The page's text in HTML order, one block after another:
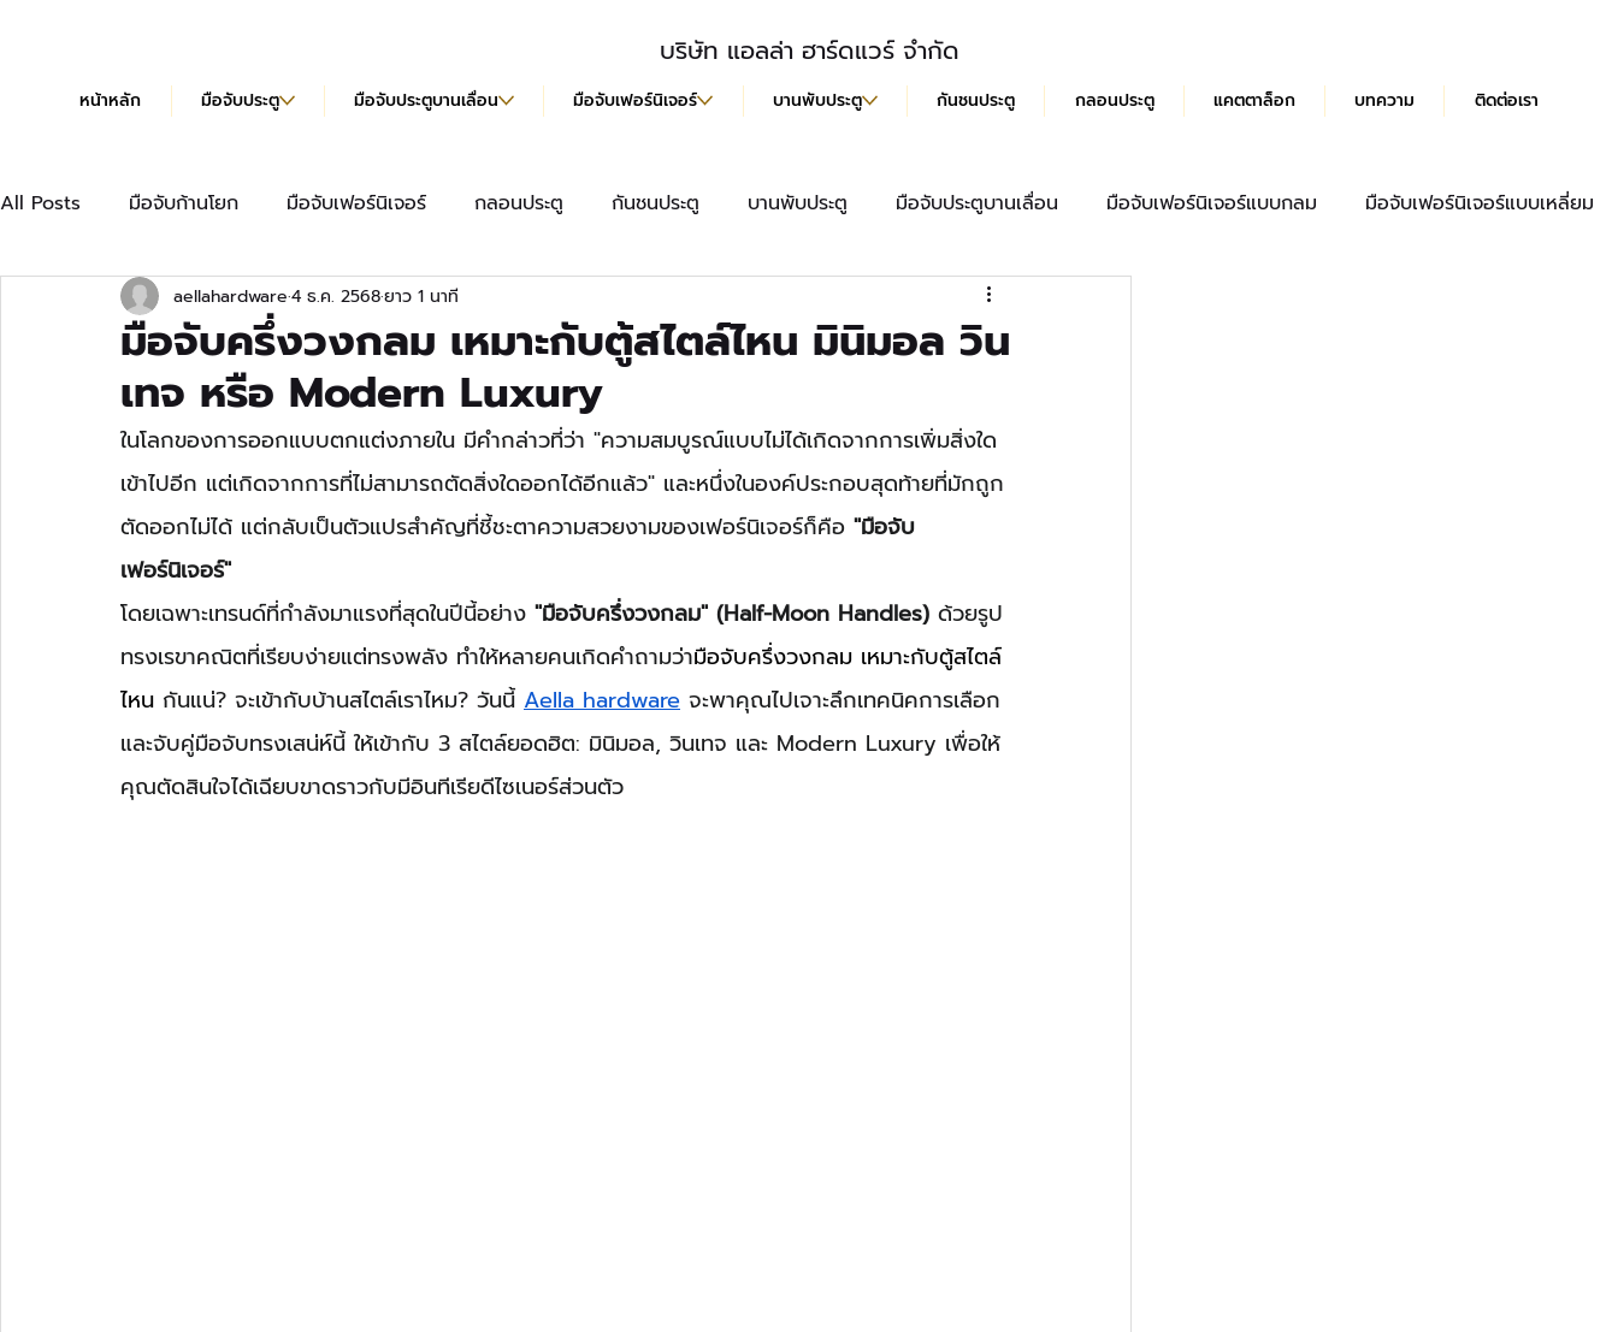
บริษัท แอลล่า ฮาร์ดแวร์ จำกัด
หน้าหลัก มือจับประตู มือจับประตูบานเลื่อน มือจับเฟอร์นิเจอร์ บานพับประตู กันชนประตู กลอนประตู แคตตาล็อก บทความ ติดต่อเรา
All Posts มือจับก้านโยก มือจับเฟอร์นิเจอร์ กลอนประตู กันชนประตู บานพับประตู มือจับประตูบานเลื่อน มือจับเฟอร์นิเจอร์แบบกลม มือจับเฟอร์นิเจอร์แบบเหลี่ยม
มือจับเฟอร์นิเจอร์แบบยาว บานพับข้อเสือ มือจับฝังบานเลื่อน
บานพับข้อเสือ Hydraulic แคตตาล็อก
มือจับครึ่งวงกลม เหมาะกับตู้สไตล์ไหน มินิมอล วิน
เทจ หรือ Modern Luxury
aellahardware4 ธ.ค. 2568ยาว 1 นาที
ในโลกของการออกแบบตกแต่งภายใน มีคำกล่าวที่ว่า "ความสมบูรณ์แบบไม่ได้เกิดจากการเพิ่มสิ่งใด
เข้าไปอีก แต่เกิดจากการที่ไม่สามารถตัดสิ่งใดออกได้อีกแล้ว" และหนึ่งในองค์ประกอบสุดท้ายที่มักถูก
ตัดออกไม่ได้ แต่กลับเป็นตัวแปรสำคัญที่ชี้ชะตาความสวยงามของเฟอร์นิเจอร์ก็คือ "มือจับ
เฟอร์นิเจอร์"
โดยเฉพาะเทรนด์ที่กำลังมาแรงที่สุดในปีนี้อย่าง "มือจับครึ่งวงกลม" (Half-Moon Handles) ด้วยรูป
ทรงเรขาคณิตที่เรียบง่ายแต่ทรงพลัง ทำให้หลายคนเกิดคำถามว่ามือจับครึ่งวงกลม เหมาะกับตู้สไตล์
ไหน กันแน่? จะเข้ากับบ้านสไตล์เราไหม? วันนี้ Aella hardware จะพาคุณไปเจาะลึกเทคนิคการเลือก
และจับคู่มือจับทรงเสน่ห์นี้ ให้เข้ากับ 3 สไตล์ยอดฮิต: มินิมอล, วินเทจ และ Modern Luxury เพื่อให้
คุณตัดสินใจได้เฉียบขาดราวกับมีอินทีเรียดีไซเนอร์ส่วนตัว